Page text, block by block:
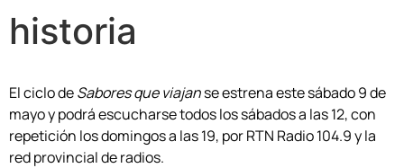
historia
El ciclo deSabores que viajanse estrena este sábado 9 de
mayo y podrá escucharse todos los sábados a las 12, con
repetición los domingos a las 19, por RTN Radio 104.9 y la
red provincial de radios.